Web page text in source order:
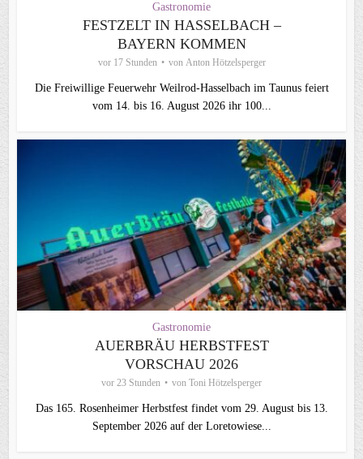
Gastronomie
FESTZELT IN HASSELBACH –
BAYERN KOMMEN
vor 17 Stunden von Anton Hötzelsperger
Die Freiwillige Feuerwehr Weilrod-Hasselbach im Taunus feiert
vom 14. bis 16. August 2026 ihr 100...
Gastronomie
AUERBRÄU HERBSTFEST
VORSCHAU 2026
vor 23 Stunden von Toni Hötzelsperger
Das 165. Rosenheimer Herbstfest findet vom 29. August bis 13.
September 2026 auf der Loretowiese...